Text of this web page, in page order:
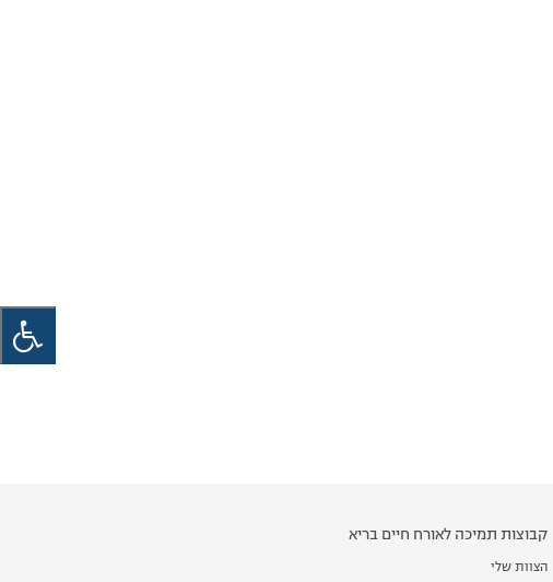
קבוצות תמיכה לאורח חיים בריא
הצוות שלי